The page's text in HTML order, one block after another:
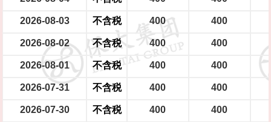
2026-08-03 不含税 400 400
2026-08-02 不含税 400 400
2026-08-01 不含税 400 400
2026-07-31 不含税 400 400
2026-07-30 不含税 400 400